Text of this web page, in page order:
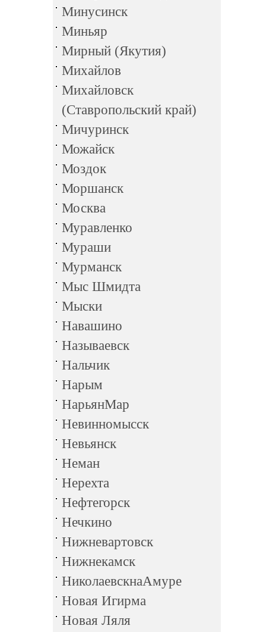
Минусинск
Миньяр
Мирный (Якутия)
Михайлов
Михайловск
(Ставропольский край)
Мичуринск
Можайск
Моздок
Моршанск
Москва
Муравленко
Мураши
Мурманск
Мыс Шмидта
Мыски
Навашино
Называевск
Нальчик
Нарым
НарьянМар
Невинномысск
Невьянск
Неман
Нерехта
Нефтегорск
Нечкино
Нижневартовск
Нижнекамск
НиколаевскнаАмуре
Новая Игирма
Новая Ляля